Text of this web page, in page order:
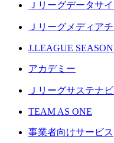
Ｊリーグデータサイ
Ｊリーグメディア
J.LEAGUE
アカデミー
Ｊリーグサステナ
TEAM AS ONE
事業者向けサービス